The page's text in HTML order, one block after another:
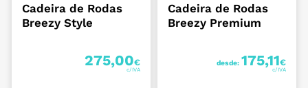
Cadeira de Rodas
Breezy Style
275,00€
Cadeira de Rodas
Breezy Premium
desde: 175,11€